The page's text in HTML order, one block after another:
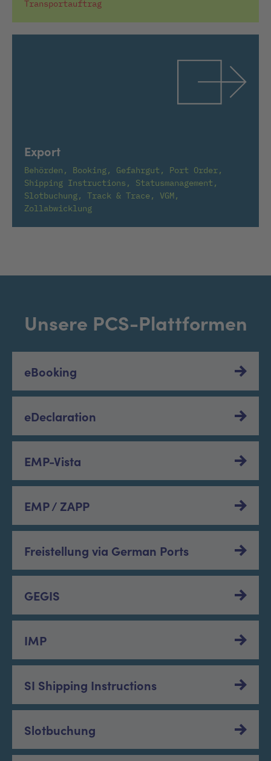
Transportauftrag
Export
Behörden, Booking, Gefahrgut, Port Order,
Shipping Instructions, Statusmanagement,
Slotbuchung, Track & Trace, VGM,
Zollabwicklung
Unsere PCS-Plattformen
eBooking
eDeclaration
EMP-Vista
EMP / ZAPP
Freistellung via German Ports
GEGIS
IMP
SI Shipping Instructions
Slotbuchung